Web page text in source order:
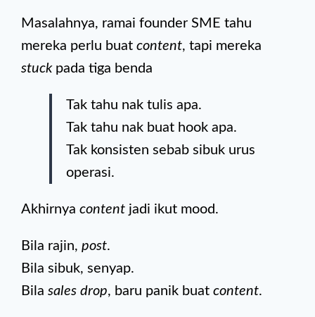
Masalahnya, ramai founder SME tahu
mereka perlu buat content, tapi mereka
stuck pada tiga benda
Tak tahu nak tulis apa.
Tak tahu nak buat hook apa.
Tak konsisten sebab sibuk urus
operasi.
Akhirnya content jadi ikut mood.
Bila rajin, post.
Bila sibuk, senyap.
Bila sales drop, baru panik buat content.